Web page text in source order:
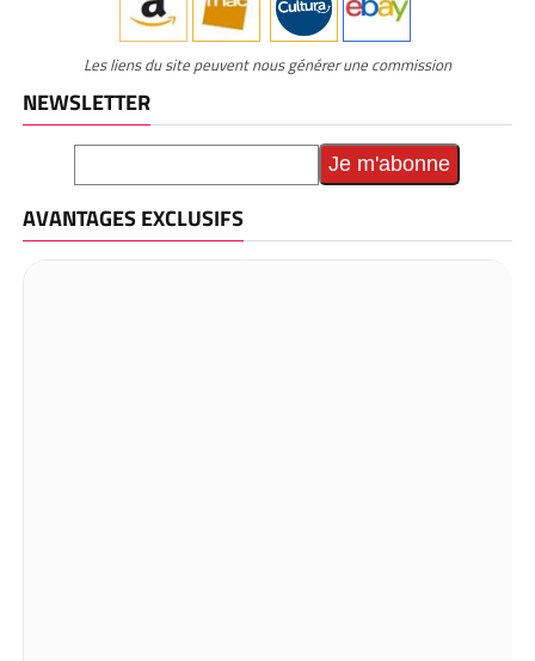
Les liens du site peuvent nous générer une commission
NEWSLETTER
AVANTAGES EXCLUSIFS